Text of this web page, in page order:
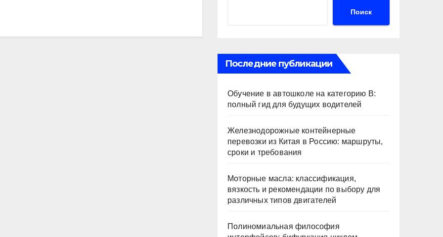
Поиск
Последние публикации
Обучение в автошколе на категорию В:
полный гид для будущих водителей
Железнодорожные контейнерные
перевозки из Китая в Россию: маршруты,
сроки и требования
Моторные масла: классификация,
вязкость и рекомендации по выбору для
различных типов двигателей
Полиномиальная философия